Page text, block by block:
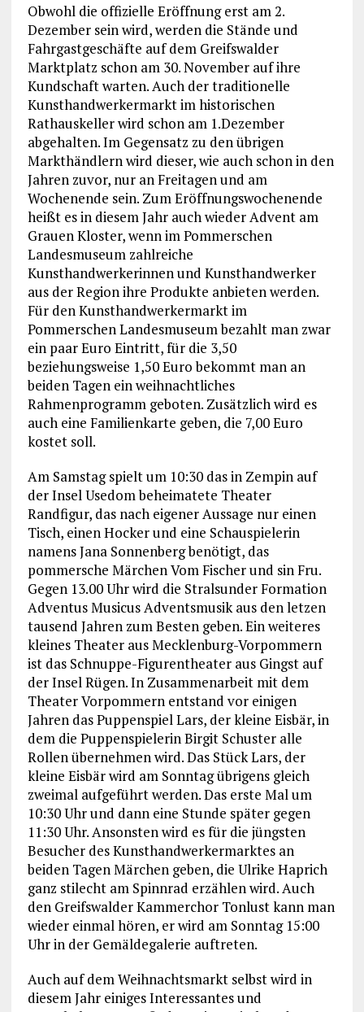
Obwohl die offizielle Eröffnung erst am 2.
Dezember sein wird, werden die Stände und
Fahrgastgeschäfte auf dem Greifswalder
Marktplatz schon am 30. November auf ihre
Kundschaft warten. Auch der traditionelle
Kunsthandwerkermarkt im historischen
Rathauskeller wird schon am 1.Dezember
abgehalten. Im Gegensatz zu den übrigen
Markthändlern wird dieser, wie auch schon in den
Jahren zuvor, nur an Freitagen und am
Wochenende sein. Zum Eröffnungswochenende
heißt es in diesem Jahr auch wieder Advent am
Grauen Kloster, wenn im Pommerschen
Landesmuseum zahlreiche
Kunsthandwerkerinnen und Kunsthandwerker
aus der Region ihre Produkte anbieten werden.
Für den Kunsthandwerkermarkt im
Pommerschen Landesmuseum bezahlt man zwar
ein paar Euro Eintritt, für die 3,50
beziehungsweise 1,50 Euro bekommt man an
beiden Tagen ein weihnachtliches
Rahmenprogramm geboten. Zusätzlich wird es
auch eine Familienkarte geben, die 7,00 Euro
kostet soll.
Am Samstag spielt um 10:30 das in Zempin auf
der Insel Usedom beheimatete Theater
Randfigur, das nach eigener Aussage nur einen
Tisch, einen Hocker und eine Schauspielerin
namens Jana Sonnenberg benötigt, das
pommersche Märchen Vom Fischer und sin Fru.
Gegen 13.00 Uhr wird die Stralsunder Formation
Adventus Musicus Adventsmusik aus den letzen
tausend Jahren zum Besten geben. Ein weiteres
kleines Theater aus Mecklenburg-Vorpommern
ist das Schnuppe-Figurentheater aus Gingst auf
der Insel Rügen. In Zusammenarbeit mit dem
Theater Vorpommern entstand vor einigen
Jahren das Puppenspiel Lars, der kleine Eisbär, in
dem die Puppenspielerin Birgit Schuster alle
Rollen übernehmen wird. Das Stück Lars, der
kleine Eisbär wird am Sonntag übrigens gleich
zweimal aufgeführt werden. Das erste Mal um
10:30 Uhr und dann eine Stunde später gegen
11:30 Uhr. Ansonsten wird es für die jüngsten
Besucher des Kunsthandwerkermarktes an
beiden Tagen Märchen geben, die Ulrike Haprich
ganz stilecht am Spinnrad erzählen wird. Auch
den Greifswalder Kammerchor Tonlust kann man
wieder einmal hören, er wird am Sonntag 15:00
Uhr in der Gemäldegalerie auftreten.
Auch auf dem Weihnachtsmarkt selbst wird in
diesem Jahr einiges Interessantes und